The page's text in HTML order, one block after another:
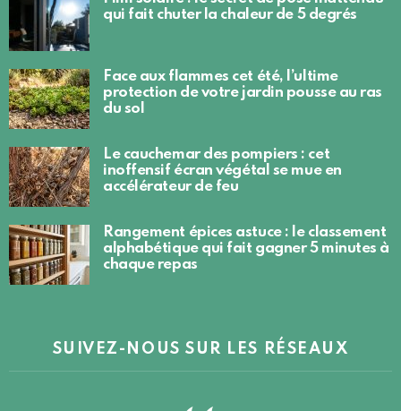
qui fait chuter la chaleur de 5 degrés
Face aux flammes cet été, l’ultime
protection de votre jardin pousse au ras
du sol
Le cauchemar des pompiers : cet
inoffensif écran végétal se mue en
accélérateur de feu
Rangement épices astuce : le classement
alphabétique qui fait gagner 5 minutes à
chaque repas
SUIVEZ-NOUS SUR LES RÉSEAUX